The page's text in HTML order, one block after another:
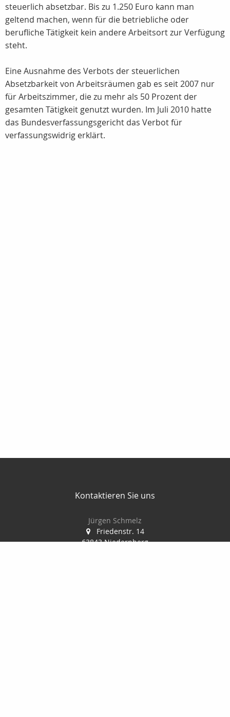
steuerlich absetzbar. Bis zu 1.250 Euro kann man
geltend machen, wenn für die betriebliche oder
berufliche Tätigkeit kein andere Arbeitsort zur Verfügung
steht.
Eine Ausnahme des Verbots der steuerlichen
Absetzbarkeit von Arbeitsräumen gab es seit 2007 nur
für Arbeitszimmer, die zu mehr als 50 Prozent der
gesamten Tätigkeit genutzt wurden. Im Juli 2010 hatte
das Bundesverfassungsgericht das Verbot für
verfassungswidrig erklärt.
Kontaktieren Sie uns
Jürgen Schmelz
Friedenstr. 14
63843 Niedernberg